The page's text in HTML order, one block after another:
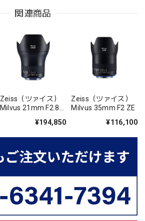
関連商品
Zeiss（ツァイス）
Milvus 21mm F2.8
¥194,850
Zeiss（ツァイス）
Milvus 35mm F2 ZE
¥116,100